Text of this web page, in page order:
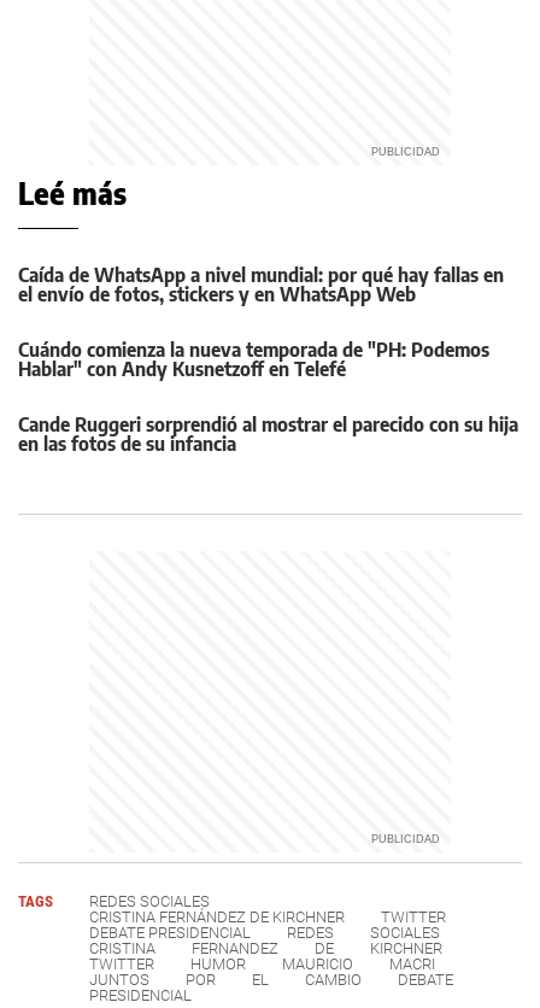
Leé más
Caída de WhatsApp a nivel mundial: por qué hay fallas en
el envío de fotos, stickers y en WhatsApp Web
Cuándo comienza la nueva temporada de "PH: Podemos
Hablar" con Andy Kusnetzoff en Telefé
Cande Ruggeri sorprendió al mostrar el parecido con su hija
en las fotos de su infancia
TAGS
REDES SOCIALES
CRISTINA FERNÁNDEZ DE KIRCHNER
TWITTER
DEBATE PRESIDENCIAL
REDES
SOCIALES
CRISTINA
FERNANDEZ DE
KIRCHNER
TWITTER
HUMOR MAURICIO
MACRI
JUNTOS
POR EL CAMBIO
DEBATE
PRESIDENCIAL